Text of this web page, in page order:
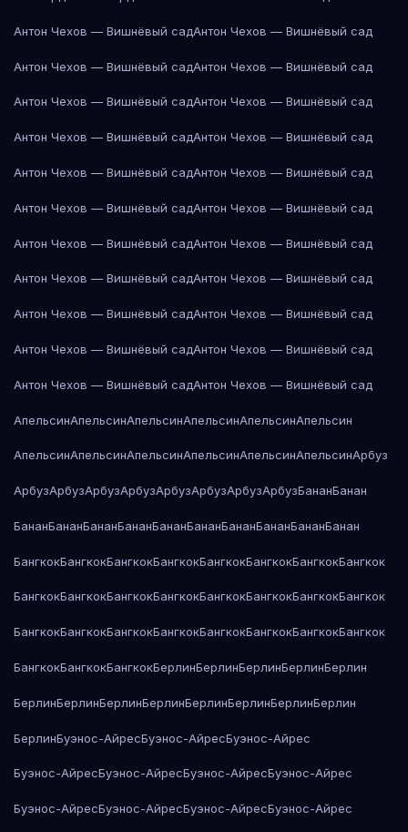
Антон Чехов — Вишнёвый садАнтон Чехов — Вишнёвый сад
Антон Чехов — Вишнёвый садАнтон Чехов — Вишнёвый сад
Антон Чехов — Вишнёвый садАнтон Чехов — Вишнёвый сад
Антон Чехов — Вишнёвый садАнтон Чехов — Вишнёвый сад
Антон Чехов — Вишнёвый садАнтон Чехов — Вишнёвый сад
Антон Чехов — Вишнёвый садАнтон Чехов — Вишнёвый сад
Антон Чехов — Вишнёвый садАнтон Чехов — Вишнёвый сад
Антон Чехов — Вишнёвый садАнтон Чехов — Вишнёвый сад
Антон Чехов — Вишнёвый садАнтон Чехов — Вишнёвый сад
Антон Чехов — Вишнёвый садАнтон Чехов — Вишнёвый сад
Антон Чехов — Вишнёвый садАнтон Чехов — Вишнёвый сад
АпельсинАпельсинАпельсинАпельсинАпельсинАпельсин
АпельсинАпельсинАпельсинАпельсинАпельсинАпельсинАрбуз
АрбузАрбузАрбузАрбузАрбузАрбузАрбузАрбузБананБанан
БананБананБананБананБананБананБананБананБананБанан
БангкокБангкокБангкокБангкокБангкокБангкокБангкокБангкок
БангкокБангкокБангкокБангкокБангкокБангкокБангкокБангкок
БангкокБангкокБангкокБангкокБангкокБангкокБангкокБангкок
БангкокБангкокБангкокБерлинБерлинБерлинБерлинБерлин
БерлинБерлинБерлинБерлинБерлинБерлинБерлинБерлин
БерлинБуэнос-АйресБуэнос-АйресБуэнос-Айрес
Буэнос-АйресБуэнос-АйресБуэнос-АйресБуэнос-Айрес
Буэнос-АйресБуэнос-АйресБуэнос-АйресБуэнос-Айрес